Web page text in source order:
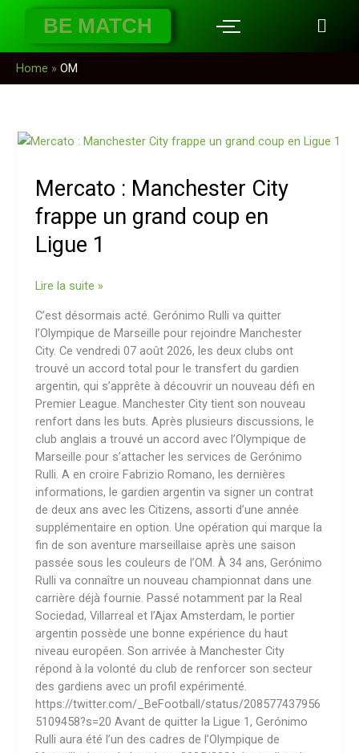
contenu
BE MATCH
Home » OM
Mercato : Manchester City
frappe un grand coup en
Ligue 1
Mercato
City
frappe
un
grand
en
1
Lire la suite »
C’est désormais acté. Gerónimo Rulli va quitter
l’Olympique de Marseille pour rejoindre Manchester
City. Ce vendredi 07 août 2026, les deux clubs ont
trouvé un accord total pour le transfert du gardien
argentin, qui s’apprête à découvrir un nouveau défi en
Premier League. Manchester City tient son nouveau
renfort dans les buts. Après plusieurs discussions, le
club anglais a trouvé un accord avec l’Olympique de
Marseille pour s’attacher les services de Gerónimo
Rulli. A en croire Fabrizio Romano, les dernières
informations, le gardien argentin va signer un contrat
de deux ans avec les Citizens, assorti d’une année
supplémentaire en option. Une opération qui marque la
fin de son aventure marseillaise après une saison
passée sous les couleurs de l’OM. À 34 ans, Gerónimo
Rulli va connaître un nouveau championnat dans une
carrière déjà fournie. Passé notamment par la Real
Sociedad, Villarreal et l’Ajax Amsterdam, le portier
argentin possède une bonne expérience du haut
niveau européen. Son arrivée à Manchester City
répond à la volonté du club de renforcer son secteur
des gardiens avec un profil expérimenté.
https://twitter.com/_BeFootball/status/208577437956
5109458?s=20 Avant de quitter la Ligue 1, Gerónimo
Rulli aura été l’un des cadres de l’Olympique de